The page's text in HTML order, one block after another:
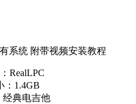
系统 附带视频安装教程
RealLPC
：1.4GB
经典电吉他